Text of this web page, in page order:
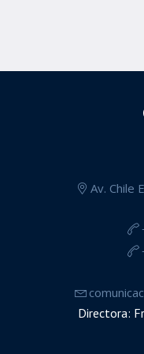
Av. Chile
Directora: